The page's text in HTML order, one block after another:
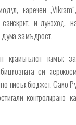
наречен
и луноход,
дума за мъдрост.
крайъгълен камък за
си
нисък бюджет. Само
контролирано